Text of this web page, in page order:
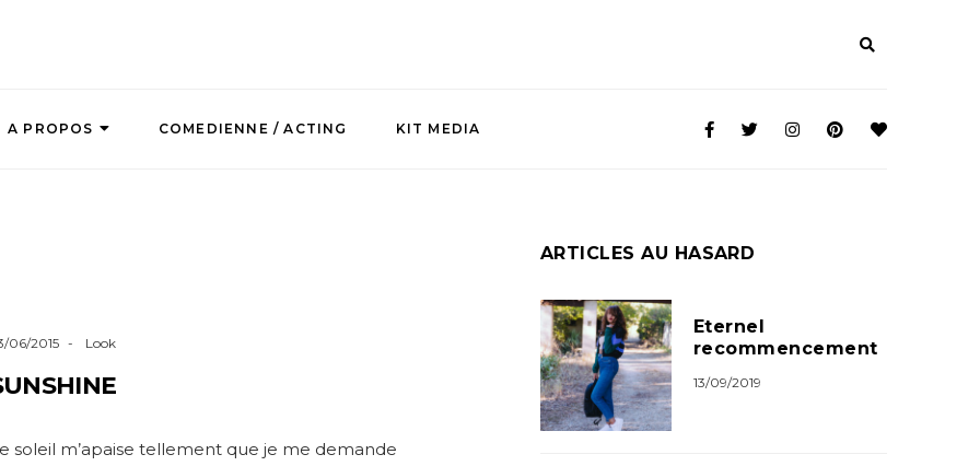
A PROPOS COMEDIENNE / ACTING KIT MEDIA
06/2015 Look
soleil m’apaise tellement que je me demande
ARTICLES AU HASARD
Eternel
recommencement
13/09/2019